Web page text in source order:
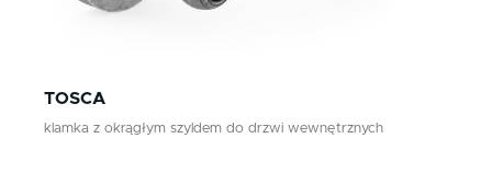
Wkładki do zamków
patyna antyczna
TOSCA
klamka z okrągłym szyldem do drzwi wewnętrznych